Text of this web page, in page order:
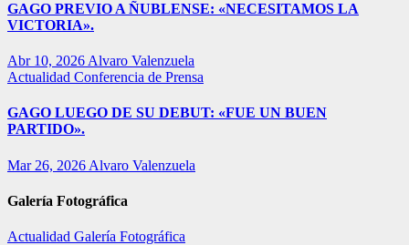
GAGO PREVIO A ÑUBLENSE: «NECESITAMOS LA
VICTORIA».
Abr 10, 2026 Alvaro Valenzuela
Actualidad Conferencia de Prensa
GAGO LUEGO DE SU DEBUT: «FUE UN BUEN
PARTIDO».
Mar 26, 2026 Alvaro Valenzuela
Galería Fotográfica
Actualidad Galería Fotográfica